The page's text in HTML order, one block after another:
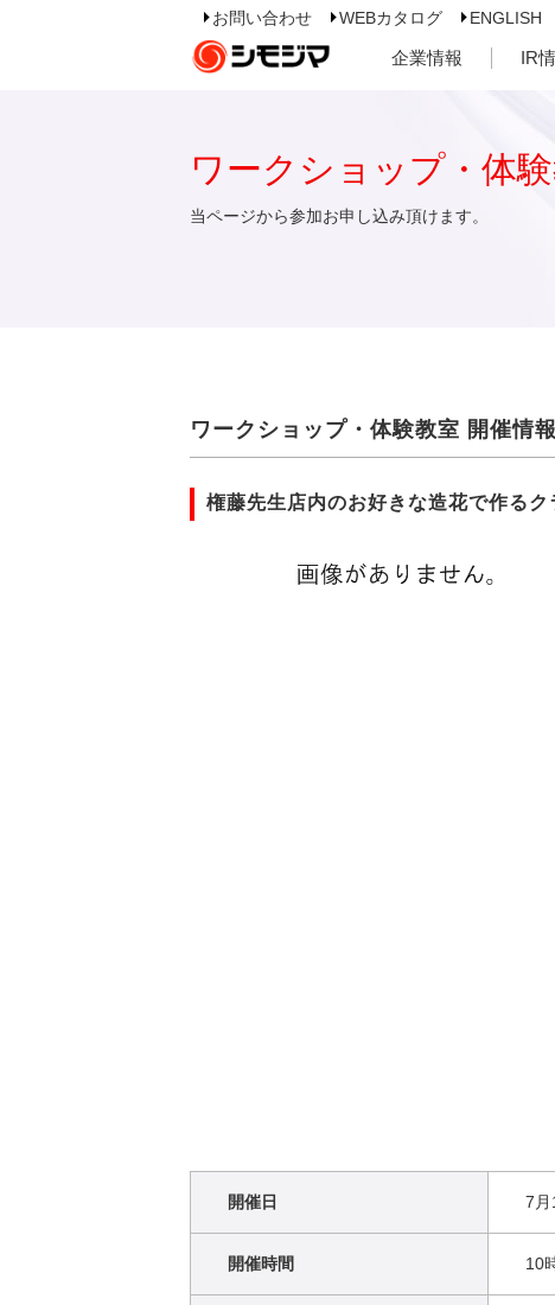
お問い合わせ WEBカタログ ENGLISH
企業情報 IR
ワークショップ・体
当ページから参加お申し込み頂けます。
ワークショップ・体験教室 開催情報
権藤先生店内のお好きな造花で作るク
開催日 7月
開催時間 10